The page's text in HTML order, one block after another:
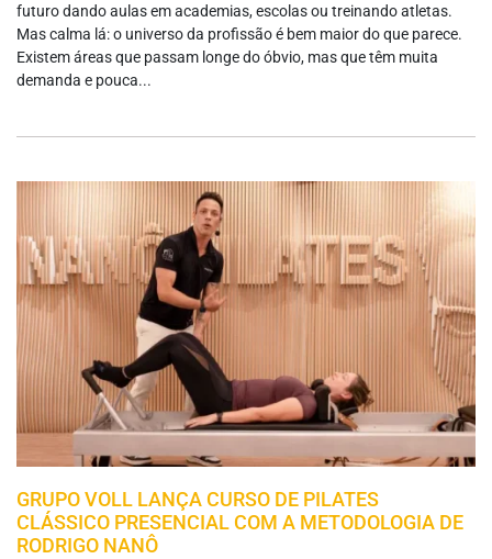
futuro dando aulas em academias, escolas ou treinando atletas.
Mas calma lá: o universo da profissão é bem maior do que parece.
Existem áreas que passam longe do óbvio, mas que têm muita
demanda e pouca...
GRUPO VOLL LANÇA CURSO DE PILATES
CLÁSSICO PRESENCIAL COM A METODOLOGIA DE
RODRIGO NANÔ